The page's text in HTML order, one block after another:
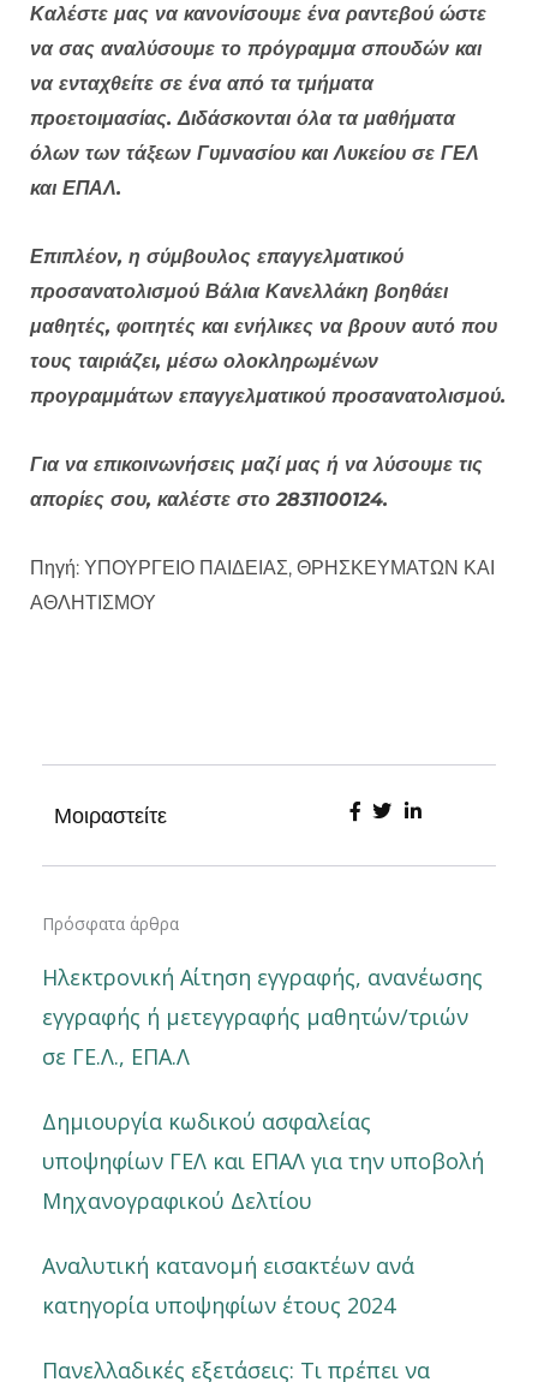
Καλέστε μας να κανονίσουμε ένα ραντεβού ώστε
να σας αναλύσουμε το πρόγραμμα σπουδών και
να ενταχθείτε σε ένα από τα τμήματα
προετοιμασίας. Διδάσκονται όλα τα μαθήματα
όλων των τάξεων Γυμνασίου και Λυκείου σε ΓΕΛ
και ΕΠΑΛ.
Επιπλέον, η σύμβουλος επαγγελματικού
προσανατολισμού Βάλια Κανελλάκη βοηθάει
μαθητές, φοιτητές και ενήλικες να βρουν αυτό που
τους ταιριάζει, μέσω ολοκληρωμένων
προγραμμάτων επαγγελματικού προσανατολισμού.
Για να επικοινωνήσεις μαζί μας ή να λύσουμε τις
απορίες σου, καλέστε στο 2831100124.
Πηγή: ΥΠΟΥΡΓΕΙΟ ΠΑΙΔΕΙΑΣ, ΘΡΗΣΚΕΥΜΑΤΩΝ ΚΑΙ
ΑΘΛΗΤΙΣΜΟΥ
Μοιραστείτε
Πρόσφατα άρθρα
Ηλεκτρονική Αίτηση εγγραφής, ανανέωσης
εγγραφής ή μετεγγραφής μαθητών/τριών
σε ΓΕ.Λ., ΕΠΑ.Λ
Δημιουργία κωδικού ασφαλείας
υποψηφίων ΓΕΛ και ΕΠΑΛ για την υποβολή
Μηχανογραφικού Δελτίου
Αναλυτική κατανομή εισακτέων ανά
κατηγορία υποψηφίων έτους 2024
Πανελλαδικές εξετάσεις: Τι πρέπει να